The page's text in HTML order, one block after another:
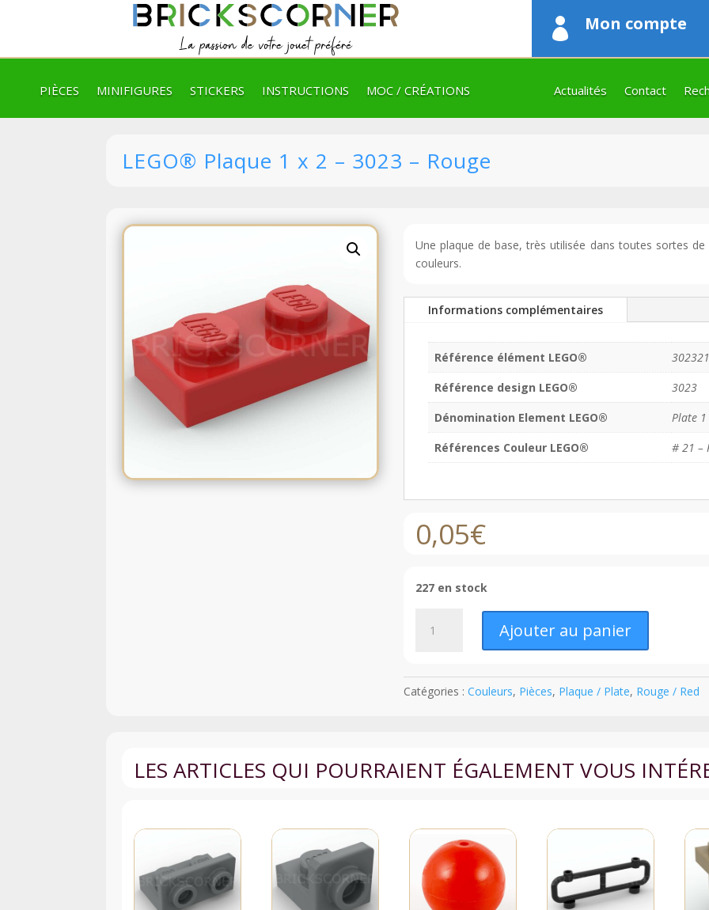
 Mon compte
PIÈCES MINIFIGURES STICKERS INSTRUCTIONS MOC / CRÉATIONS Actualités Contact
LEGO® Plaque 1 x 2 – 3023 – Rouge
Une plaque de base, très utilisée dans toutes sortes
couleurs.
Informations complémentaires
Référence élément LEGO®
302321
Référence design LEGO®
3023
Dénomination Element LEGO®
Plate
Références Couleur LEGO®
# 21 –
0,05€
227 en stock
1
3023
-
Ajouter au panier
Catégories : Couleurs, Pièces, Plaque / Plate, Rouge / Red
LES ARTICLES QUI POURRAIENT ÉGALEMENT VOUS